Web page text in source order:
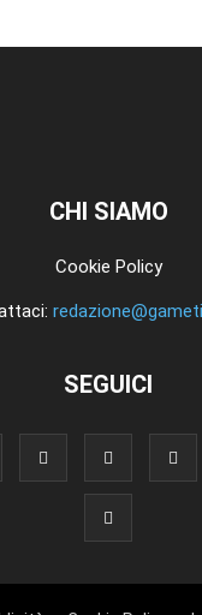
CHI SIAMO
Cookie Policy
SEGUICI